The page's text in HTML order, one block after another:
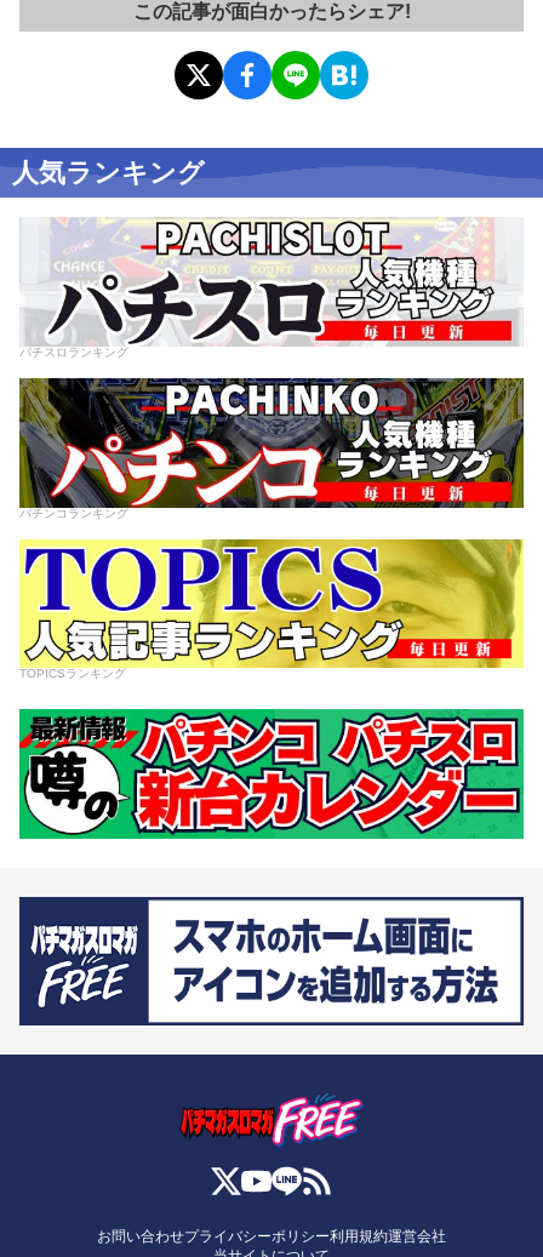
この記事が面白かったらシェア!
人気ランキング
パチスロランキング
パチンコランキング
TOPICSランキング
お問い合わせプライバシーポリシー利用規約運営会社